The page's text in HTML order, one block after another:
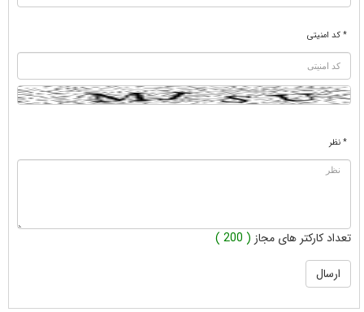
* کد امنیتی
* نظر
تعداد کارکتر های مجاز ( 200 )